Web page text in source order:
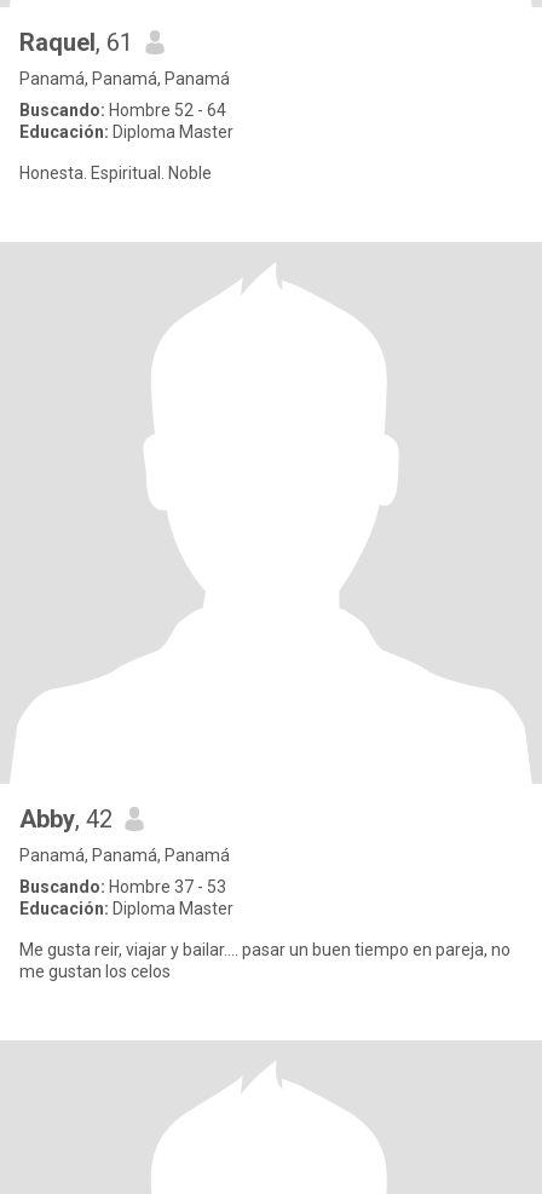
Raquel, 61
Panamá, Panamá, Panamá
Buscando: Hombre 52 - 64
Educación: Diploma Master
Honesta. Espiritual. Noble
Abby, 42
Panamá, Panamá, Panamá
Buscando: Hombre 37 - 53
Educación: Diploma Master
Me gusta reir, viajar y bailar.... pasar un buen tiempo en pareja, no
me gustan los celos